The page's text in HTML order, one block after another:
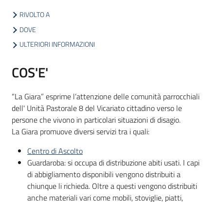
Informazioni
locali
Newsletter
RIVOLTO A
DOVE
ULTERIORI INFORMAZIONI
COS'E'
“La Giara” esprime l’attenzione delle comunità parrocchiali
dell' Unità Pastorale 8 del Vicariato cittadino verso le
persone che vivono in particolari situazioni di disagio.
La Giara promuove diversi servizi tra i quali:
Centro di Ascolto
Guardaroba: si occupa di distribuzione abiti usati. I capi
di abbigliamento disponibili vengono distribuiti a
chiunque li richieda. Oltre a questi vengono distribuiti
anche materiali vari come mobili, stoviglie, piatti,